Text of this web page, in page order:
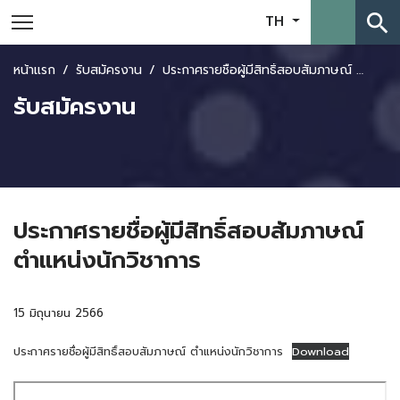
TH search
หน้าแรก รับสมัครงาน ประกาศรายชื่อผู้มีสิทธิ์สอบสัมภาษณ์ ตำแหน่งนักวิชาการ
รับสมัครงาน
ประกาศรายชื่อผู้มีสิทธิ์สอบสัมภาษณ์
ตำแหน่งนักวิชาการ
15 มิถุนายน 2566
ประกาศรายชื่อผู้มีสิทธิ์สอบสัมภาษณ์ ตำแหน่งนักวิชาการ Download